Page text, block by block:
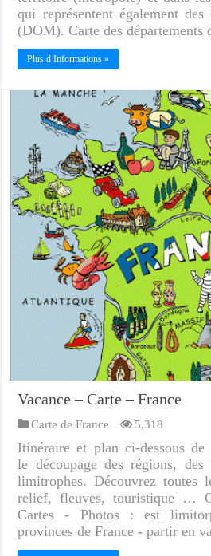
qui représentent également des
(DOM). Carte des départements
Plus d Informations »
Vacance – Carte – France
Carte de France 5,318
Itinéraire et plan ci-dessous
le découpage des régions, des
limitrophes. Découvrez toutes
relief, fleuves, touristique …
Cartes - Photos : est
provinces de France - partir en